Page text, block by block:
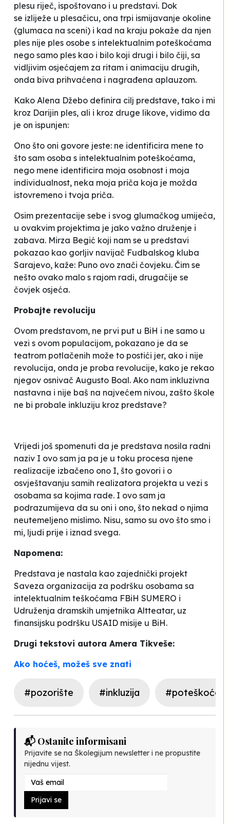
plesu riječ, ispoštovano i u predstavi. Dok
se izliježe u plesačicu, ona trpi ismijavanje okoline
(glumaca na sceni) i kad na kraju pokaže da njen
ples nije ples osobe s intelektualnim poteškoćama
nego samo ples kao i bilo koji drugi i bilo čiji, sa
vidljivim osjećajem za ritam i animaciju drugih,
onda biva prihvaćena i nagrađena aplauzom.
Kako Alena Džebo definira cilj predstave, tako i mi
kroz Darijin ples, ali i kroz druge likove, vidimo da
je on ispunjen:
Ono što oni govore jeste: ne identificira mene to
što sam osoba s intelektualnim poteškoćama,
nego mene identificira moja osobnost i moja
individualnost, neka moja priča koja je možda
istovremeno i tvoja priča.
Osim prezentacije sebe i svog glumačkog umijeća,
u ovakvim projektima je jako važno druženje i
zabava. Mirza Begić koji nam se u predstavi
pokazao kao gorljiv navijač Fudbalskog kluba
Sarajevo, kaže: Puno ovo znači čovjeku. Čim se
nešto ovako malo s rajom radi, drugačije se
čovjek osjeća.
Probajte revoluciju
Ovom predstavom, ne prvi put u BiH i ne samo u
vezi s ovom populacijom, pokazano je da se
teatrom potlačenih može to postići jer, ako i nije
revolucija, onda je proba revolucije, kako je rekao
njegov osnivač Augusto Boal. Ako nam inkluzivna
nastavna i nije baš na najvećem nivou, zašto škole
ne bi probale inkluziju kroz predstave?
Vrijedi još spomenuti da je predstava nosila radni
naziv I ovo sam ja pa je u toku procesa njene
realizacije izbačeno ono I, što govori i o
osvještavanju samih realizatora projekta u vezi s
osobama sa kojima rade. I ovo sam ja
podrazumijeva da su oni i ono, što nekad o njima
neutemeljeno mislimo. Nisu, samo su ovo što smo i
mi, ljudi prije i iznad svega.
Napomena:
Predstava je nastala kao zajednički projekt
Saveza organizacija za podršku osobama sa
intelektualnim teškoćama FBiH SUMERO i
Udruženja dramskih umjetnika Altteatar, uz
finansijsku podršku USAID misije u BiH.
Drugi tekstovi autora Amera Tikveše:
Ako hoćeš, možeš sve znati
#pozorište #inkluzija #poteškoće u
📬 Ostanite informisani
Prijavite se na Školegijum newsletter i ne propustite
nijednu vijest.
Prijavi se